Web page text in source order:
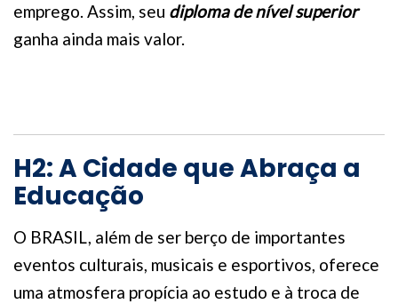
emprego. Assim, seu diploma de nível superior
ganha ainda mais valor.
H2: A Cidade que Abraça a
Educação
O BRASIL, além de ser berço de importantes
eventos culturais, musicais e esportivos, oferece
uma atmosfera propícia ao estudo e à troca de